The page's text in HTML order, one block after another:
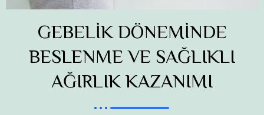
GEBELİK DÖNEMİNDE
BESLENME VE SAĞLIKLI
AĞIRLIK KAZANIMI